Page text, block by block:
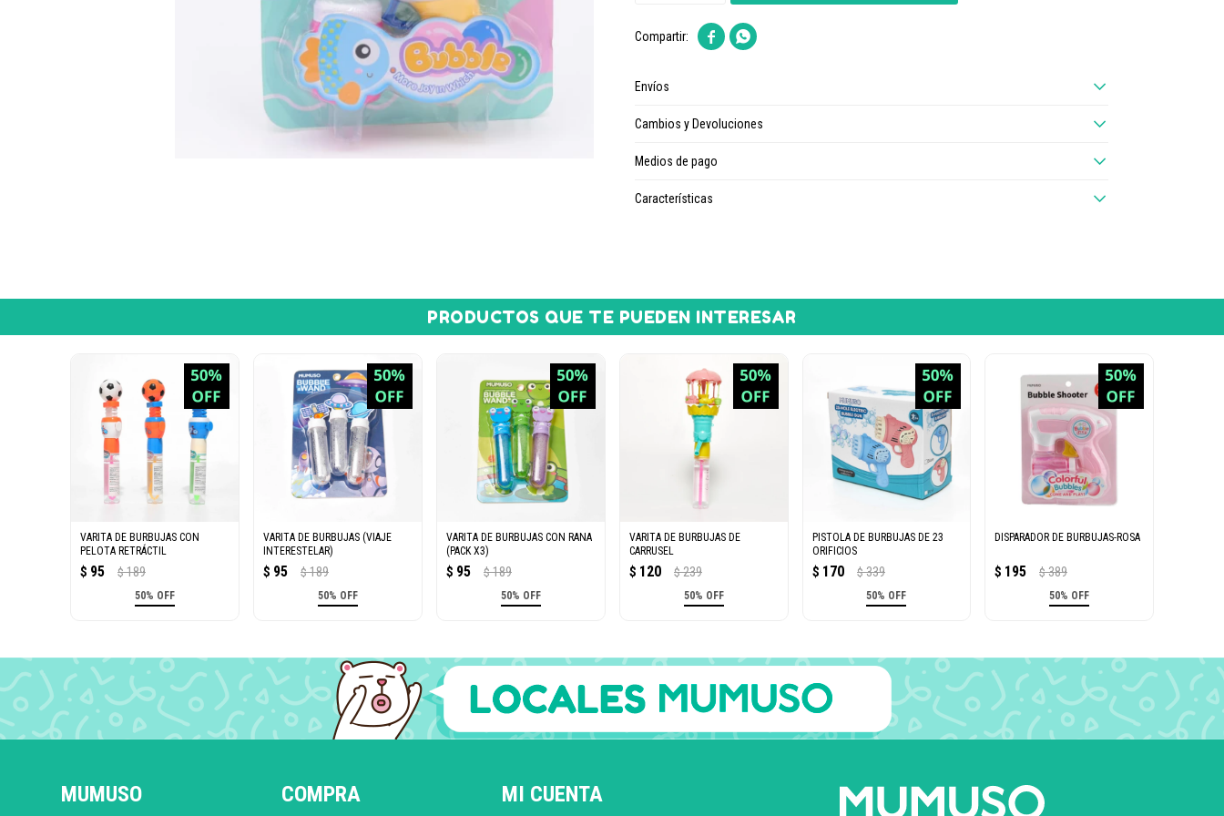
 
Envíos
Cambios y Devoluciones
Medios de pago
Características
PRODUCTOS QUE TE PUEDEN INTERESAR
VARITA DE BURBUJAS CON
PELOTA RETRÁCTIL
$ 95 $ 189
50% OFF
VARITA DE BURBUJAS (VIAJE
INTERESTELAR)
$ 95 $ 189
50% OFF
VARITA DE BURBUJAS CON RANA
(PACK X3)
$ 95 $ 189
50% OFF
VARITA DE BURBUJAS DE
CARRUSEL
$ 120 $ 239
50% OFF
PISTOLA DE BURBUJAS DE 23
ORIFICIOS
$ 170 $ 339
50% OFF
DISPARADOR DE BURBUJAS-ROSA
$ 195 $ 389
50% OFF
MUMUSO COMPRA MI CUENTA